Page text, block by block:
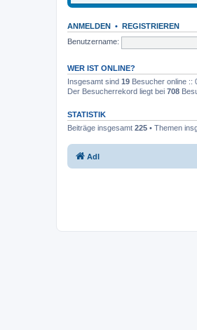
ANMELDEN • REGISTRIEREN
Benutzername:
WER IST ONLINE?
Insgesamt sind 19 Besucher online ::
Der Besucherrekord liegt bei 708
STATISTIK
Beiträge insgesamt 225 • Themen
AdI